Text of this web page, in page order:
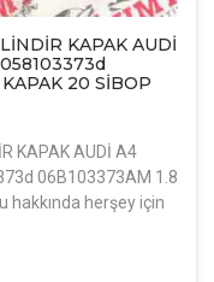
KAPAK AUDİ
20 SİBOP
KAPAK AUDİ A4
06B103373AM 1.8
hakkında herşey için